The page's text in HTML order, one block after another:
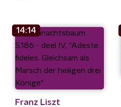
14:14
Franz Liszt